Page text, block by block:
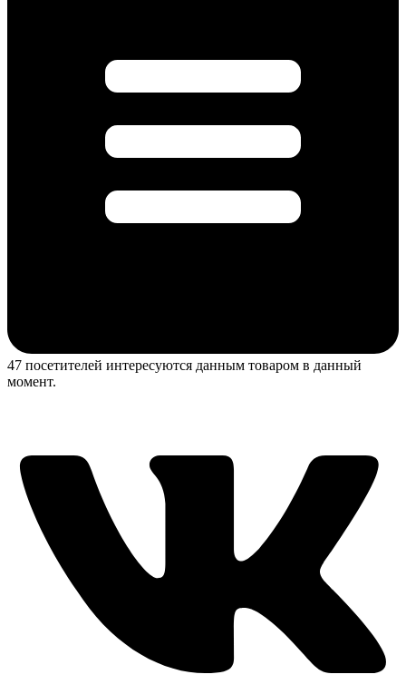
47 посетителей интересуются данным товаром в данный
момент.